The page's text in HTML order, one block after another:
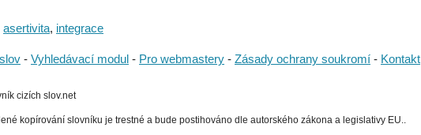
asertivita, integrace
- Vyhledávací modul - Pro webmastery - Zásady ochrany soukromí - Kontakt
cizích slov.net
kopírování slovníku je trestné a bude postihováno dle autorského zákona a legislativy EU..